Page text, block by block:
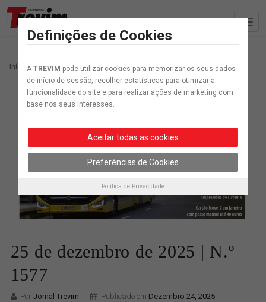
Início Edição 25 de dezembro de 2025 | N.º 1577
25 de dezembro de 2025 | N.º
1577
Por Jornal Trevim Publicado em Dezembro 24, 2025
Definições de Cookies
A TREVIM pode utilizar cookies para memorizar os seus dados
de início de sessão, recolher estatísticas para otimizar a
funcionalidade do site e para realizar ações de marketing com
base nos seus interesses.
Aceitar todas as cookies
Preferências de Cookies
Política de Privacidade